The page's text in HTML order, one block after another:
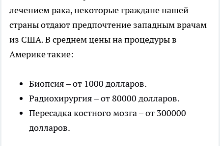
лечением рака, некоторые граждане нашей
страны отдают предпочтение западным врачам
из США. В среднем цены на процедуры в
Америке такие:
Биопсия – от 1000 долларов.
Радиохирургия – от 80000 долларов.
Пересадка костного мозга – от 300000
долларов.